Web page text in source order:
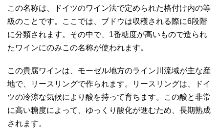
この名称は、ドイツのワイン法で定められた格付け内の等
級のことです。ここでは、ブドウは収穫される際に6段階
に分類されます。その中で、1番糖度が高いもので造られ
たワインにのみこの名称が使われます。
この貴腐ワインは、モーゼル地方のライン川流域が主な産
地で、リースリングで作られます。リースリングは、ドイ
ツの冷涼な気候により酸を持って育ちます。この酸と非常
に高い糖度によって、ゆっくり酸化が進むため、長期熟成
されます。